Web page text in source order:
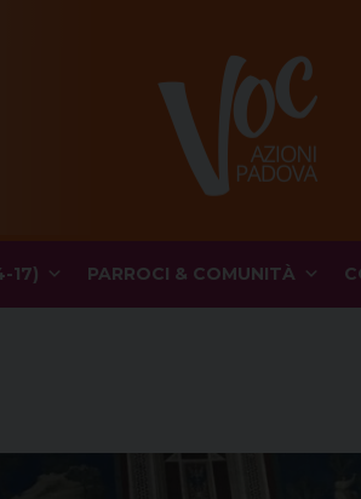
17) PARROCI & COMUNITÀ